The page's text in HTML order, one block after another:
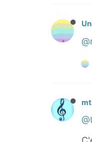
u
é
e
e
\
p
=
5
0
1
5
1
0